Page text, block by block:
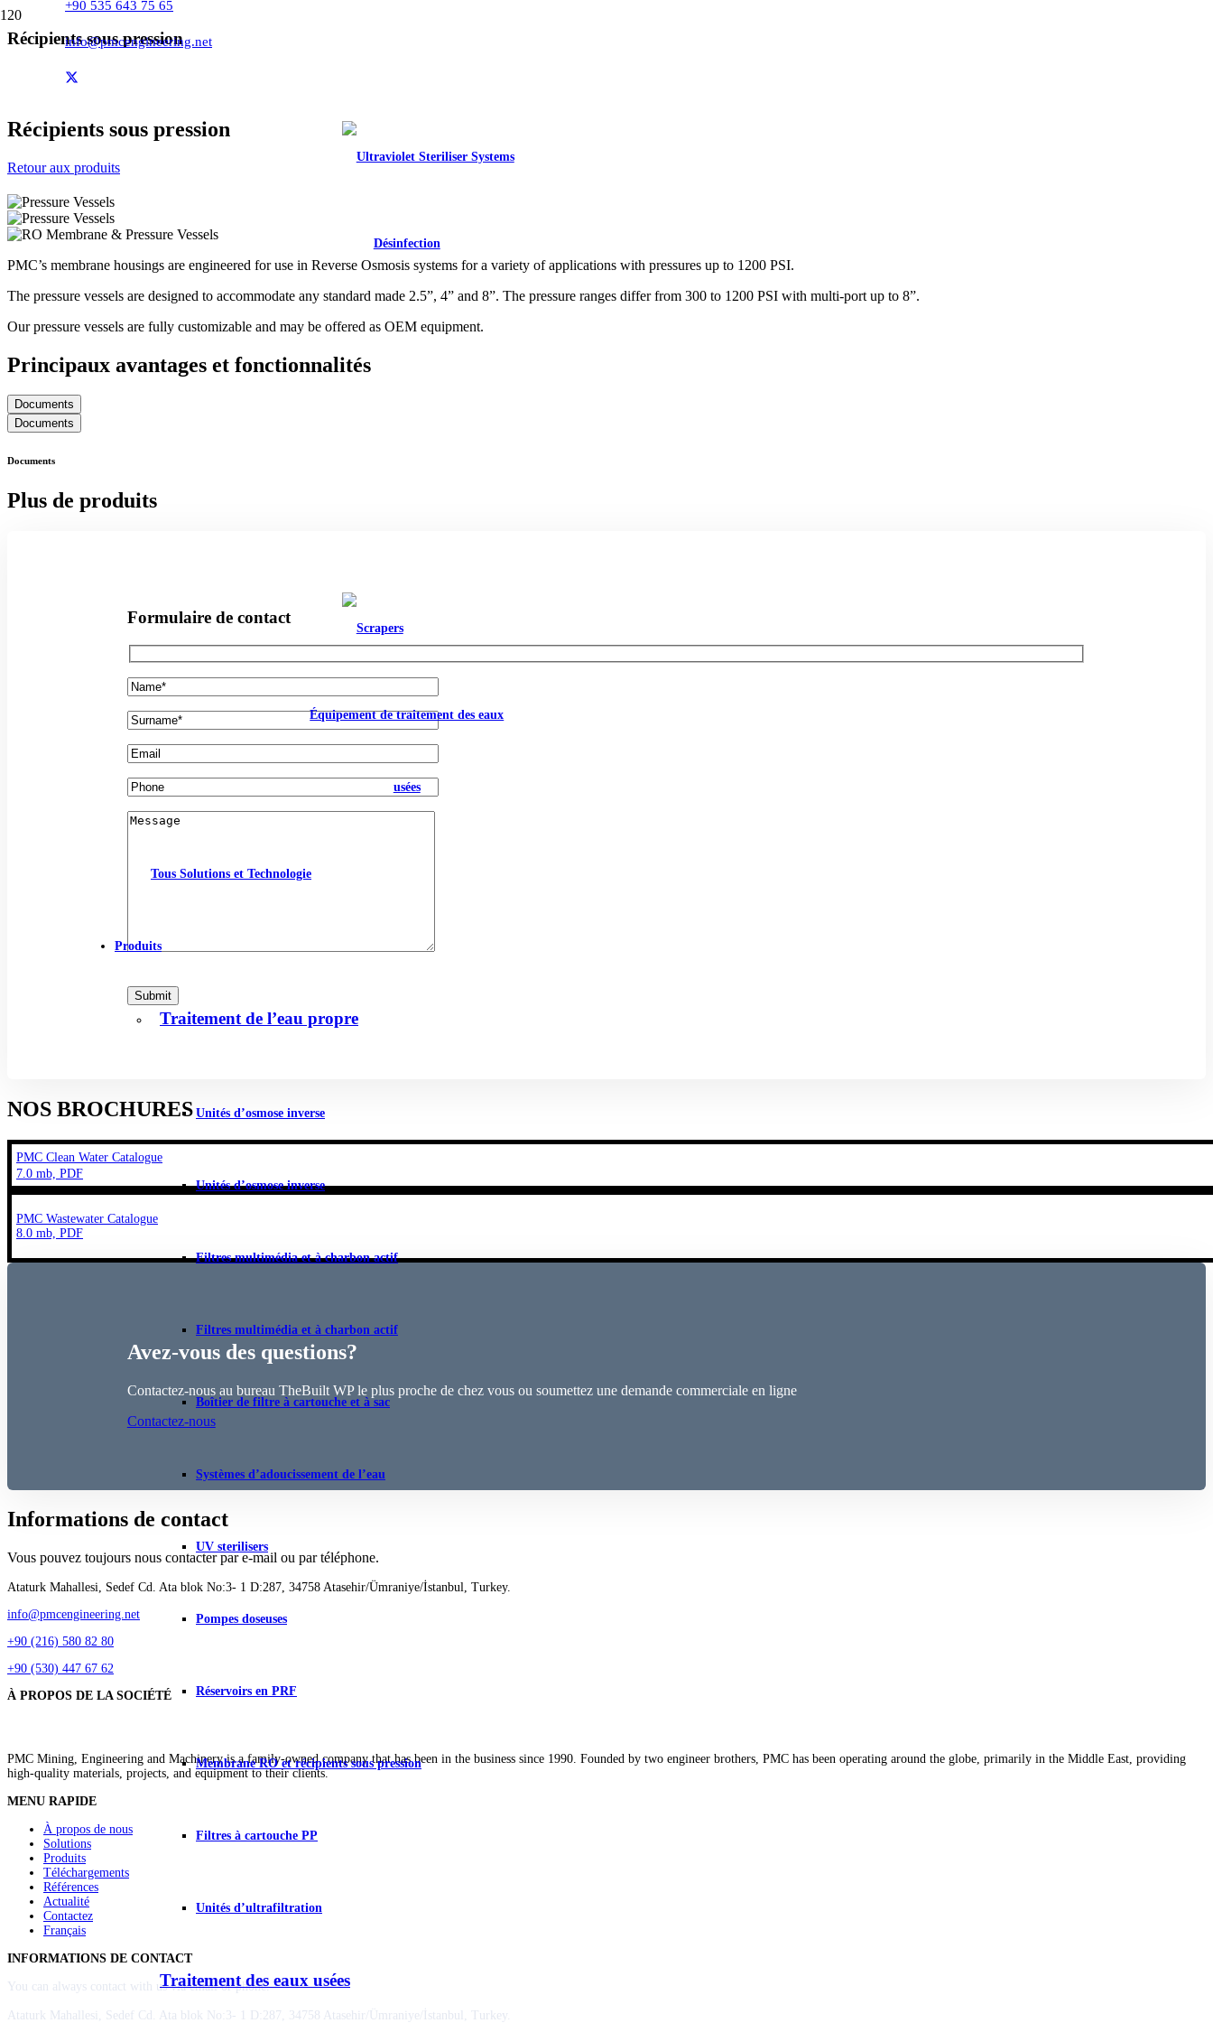
+90 535 643 75 65
info@pmcengineering.net
Désinfection
Équipement de traitement des eaux
usées
Tous Solutions et Technologie
Produits
Traitement de l’eau propre
Unités d’osmose inverse
Unités d’osmose inverse
Filtres multimédia et à charbon actif
Filtres multimédia et à charbon actif
Boîtier de filtre à cartouche et à sac
Systèmes d’adoucissement de l’eau
UV sterilisers
Pompes doseuses
Réservoirs en PRF
Membrane RO et récipients sous pression
Filtres à cartouche PP
Unités d’ultrafiltration
Traitement des eaux usées
Récipients sous pression
PMC Engineering
Récipients sous pression
Retour aux produits
PMC’s membrane housings are engineered for use in Reverse Osmosis systems for a variety of applications with pressures up to 1200 PSI.
The pressure vessels are designed to accommodate any standard made 2.5”, 4” and 8”. The pressure ranges differ from 300 to 1200 PSI with multi-port up to 8”.
Our pressure vessels are fully customizable and may be offered as OEM equipment.
Principaux avantages et fonctionnalités
Documents
Documents
Documents
Plus de produits
Formulaire de contact
NOS BROCHURES
PMC Clean Water Catalogue
7.0 mb, PDF
PMC Wastewater Catalogue
8.0 mb, PDF
Avez-vous des questions?
Contactez-nous au bureau TheBuilt WP le plus proche de chez vous ou soumettez une demande commerciale en ligne
Contactez-nous
Informations de contact
Vous pouvez toujours nous contacter par e-mail ou par téléphone.
Ataturk Mahallesi, Sedef Cd. Ata blok No:3- 1 D:287, 34758 Atasehir/Ümraniye/İstanbul, Turkey.
info@pmcengineering.net
+90 (216) 580 82 80
+90 (530) 447 67 62
À PROPOS DE LA SOCIÉTÉ
PMC Mining, Engineering and Machinery is a family-owned company that has been in the business since 1990. Founded by two engineer brothers, PMC has been operating around the globe, primarily in the Middle East, providing
high-quality materials, projects, and equipment to their clients.
MENU RAPIDE
À propos de nous
Solutions
Produits
Téléchargements
Références
Actualité
Contactez
Français
INFORMATIONS DE CONTACT
You can always contact with us via email or phone.
Ataturk Mahallesi, Sedef Cd. Ata blok No:3- 1 D:287, 34758 Atasehir/Ümraniye/İstanbul, Turkey.